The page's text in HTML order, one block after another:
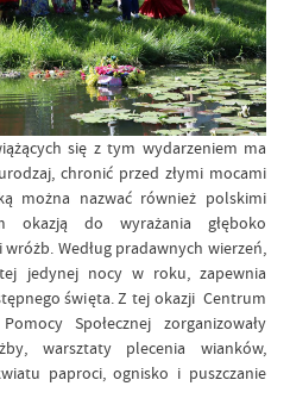
się z tym wydarzeniem ma
chronić przed złymi mocami
można nazwać również polskimi
okazją do wyrażania głęboko
Według pradawnych wierzeń,
jedynej nocy w roku, zapewnia
święta. Z tej okazji Centrum
Społecznej zorganizowały
warsztaty plecenia wianków,
paproci, ognisko i puszczanie